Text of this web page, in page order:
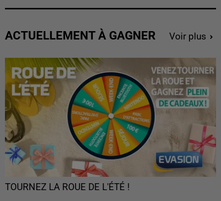
ACTUELLEMENT À GAGNER Voir plus
TOURNEZ LA ROUE DE L'ÉTÉ !